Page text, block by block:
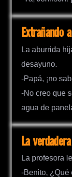
Extrañando
La aburrida
desayuno.
-Papá, ¡no
-No creo que
agua de
La
La profesora
-Benito, ¿Qué